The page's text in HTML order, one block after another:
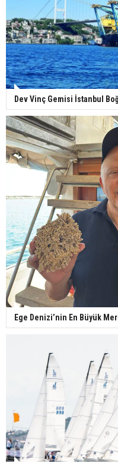
Dev Vinç Gemisi İstanbul
Ege Denizi’nin En Büyük